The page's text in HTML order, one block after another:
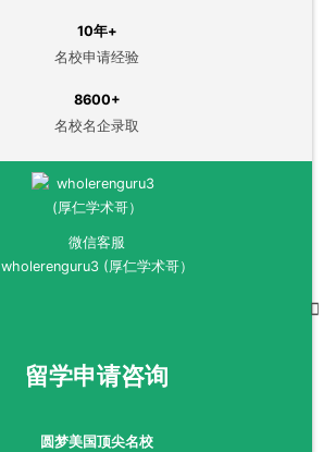
10年+
名校申请经验
8600+
名校名企录取
微信客服
wholerenguru3 (厚仁学术哥）
留学申请咨询
圆梦美国顶尖名校